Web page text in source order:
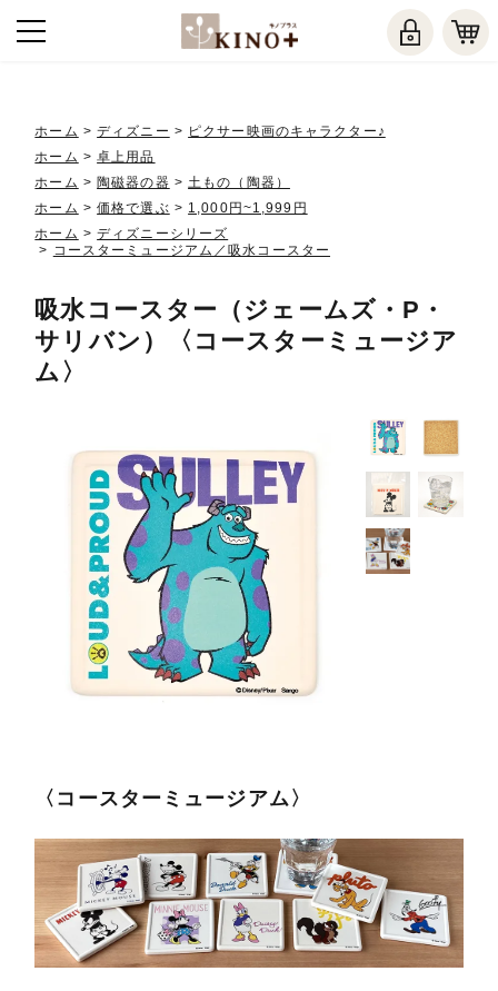
ホーム >ディズニー > ピクサー映画のキャラクター♪
ホーム >卓上用品
ホーム > 陶磁器の器 >土もの（陶器）
ホーム >価格で選ぶ > 1,000円~1,999円
ホーム >ディズニーシリーズ
> コースターミュージアム／吸水コースター
吸水コースター（ジェームズ・P・
サリバン）〈コースターミュージア
ム〉
〈コースターミュージアム〉